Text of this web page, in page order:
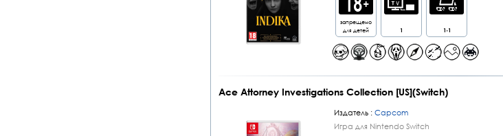
запрещено
для детей
1 1-1
Ace Attorney Investigations Collection [US](Switch)
Издатель :Capcom
Игра для Nintendo Switch